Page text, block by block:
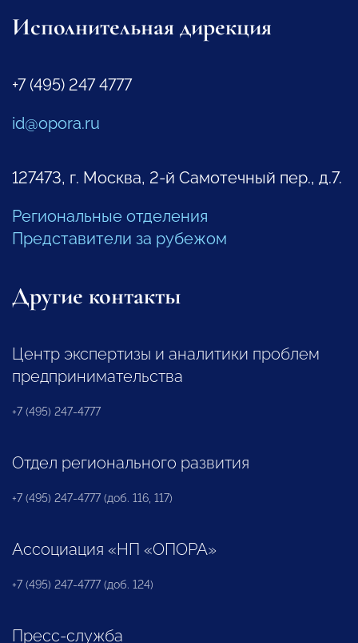
Исполнительная дирекция
+7 (495) 247 4777
id@opora.ru
127473, г. Москва, 2-й Самотечный пер., д.7.
Региональные отделения
Представители за рубежом
Другие контакты
Центр экспертизы и аналитики проблем
предпринимательства
+7 (495) 247-4777
Отдел регионального развития
+7 (495) 247-4777 (доб. 116, 117)
Ассоциация «НП «ОПОРА»
+7 (495) 247-4777 (доб. 124)
Пресс-служба